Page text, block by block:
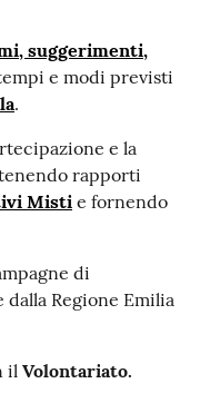
suggerimenti,
e modi previsti
.
e la
rapporti
Misti e fornendo
di
dalla Regione Emilia
il Volontariato.